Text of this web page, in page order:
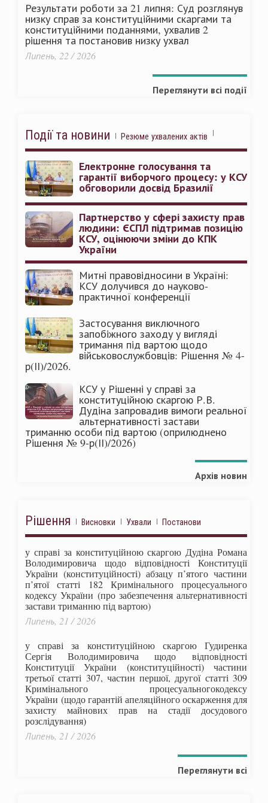
Результати роботи за 21 липня: Суд розглянув
низку справ за конституційними скаргами та
конституційними поданнями, ухвалив 2
рішення та постановив низку ухвал
Липень, 22 / 2026
Переглянути всі події
Події та новини Резюме ухвалених актів
Електронне голосування та
гарантії виборчого процесу: у КСУ
обговорили досвід Бразилії
Партнерство у сфері захисту прав
людини: ЄСПЛ підтримав позицію
КСУ, оцінюючи зміни до КПК
України
Митні правовідносини в Україні:
КСУ долучився до науково-
практичної конференції
Застосування виключного
запобіжного заходу у вигляді
тримання під вартою щодо
військовослужбовців: Рішення № 4-
р(ІІ)/2026.
КСУ у Рішенні у справі за
конституційною скаргою Р.В.
Дудіна запровадив вимоги реальної
альтернативності застави
триманню особи під вартою (оприлюднено
Рішення № 9-р(ІІ)/2026)
Архів новин
Рішення Висновки Ухвали Постанови
у справі за конституційною скаргою Дудіна Романа
Володимировича щодо відповідності Конституції
України (конституційності) абзацу п’ятого частини
п’ятої статті 182 Кримінального процесуального
кодексу України (про забезпечення альтернативності
застави триманню під вартою)
Липень, 21 / 2026
у справі за конституційною скаргою Гудиренка
Сергія Володимировича щодо відповідності
Конституції України (конституційності) частини
третьої статті 307, частин першої, другої статті 309
Кримінального процесуальногокодексу
України (щодо гарантій апеляційного оскарження для
захисту майнових прав на стадії досудового
розслідування)
Липень, 21 / 2026
Переглянути всі